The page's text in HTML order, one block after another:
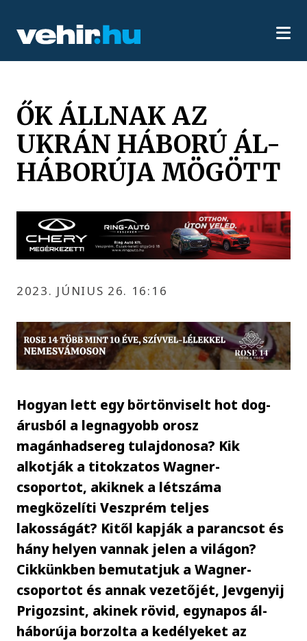
ŐK ÁLLNAK AZ
UKRÁN HÁBORÚ ÁL-
HÁBORÚJA MÖGÖTT
2023. JÚNIUS 26. 16:16
Hogyan lett egy börtönviselt hot dog-
árusból a legnagyobb orosz
magánhadsereg tulajdonosa? Kik
alkotják a titokzatos Wagner-
csoportot, akiknek a létszáma
megközelíti Veszprém teljes
lakosságát? Kitől kapják a parancsot és
hány helyen vannak jelen a világon?
Cikkünkben bemutatjuk a Wagner-
csoportot és annak vezetőjét, Jevgenyij
Prigozsint, akinek rövid, egynapos ál-
háborúja borzolta a kedélyeket az